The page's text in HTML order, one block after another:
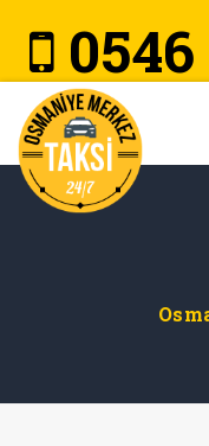
ANASAYFA
HAKKIMIZDA
HIZMETLERIMIZ
ARAÇLARIMIZ